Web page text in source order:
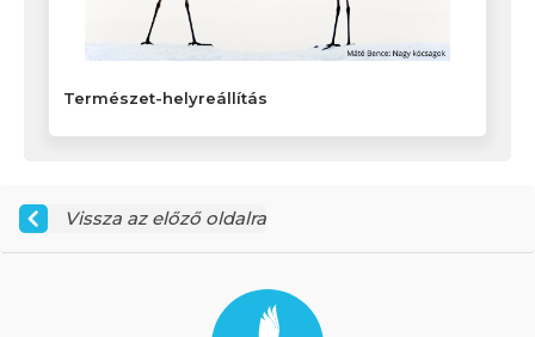
Természet-helyreállítás
Vissza az előző oldalra